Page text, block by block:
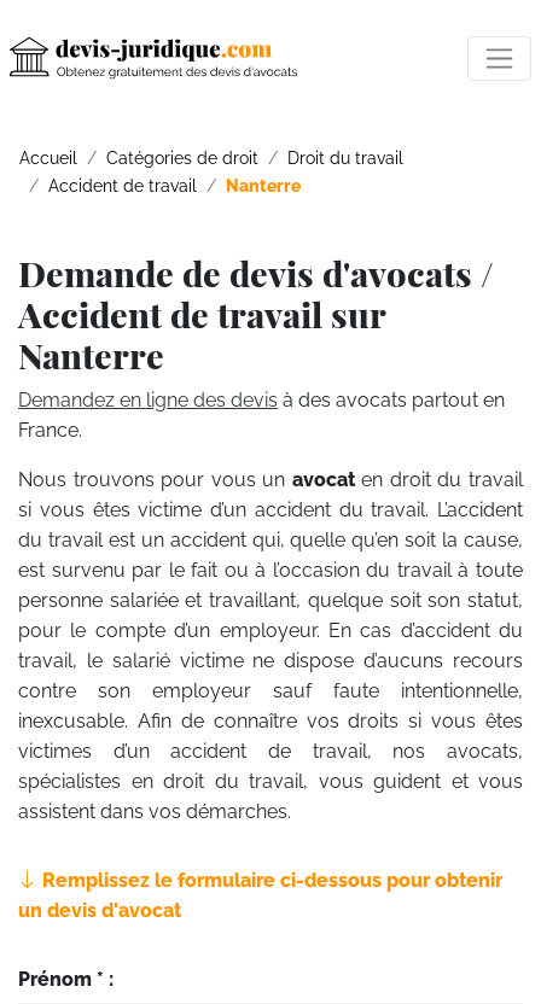
Accueil Catégories de droit
Droit du travail
Accident de travail
Nanterre
Demande de devis d'avocats /
Accident de travail sur
Nanterre
Demandez en ligne des devis à des avocats partout en
France.
Nous trouvons pour vous un avocaten droit du travail
si vous êtes victime d’un accident du travail. L’accident
du travail est un accident qui, quelle qu’en soit la cause,
est survenu par le fait ou à l’occasion du travail à toute
personne salariée et travaillant, quelque soit son statut,
pour le compte d’un employeur. En cas d’accident du
travail, le salarié victime ne dispose d’aucuns recours
contre son employeur sauf faute intentionnelle,
inexcusable. Afin de connaître vos droits si vous êtes
victimes d’un accident de travail, nos avocats,
spécialistes en droit du travail, vous guident et vous
assistent dans vos démarches.
Remplissez le formulaire ci-dessous pour obtenir
un devis d'avocat
Prénom * :